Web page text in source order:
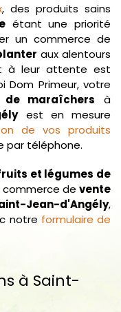
, des produits sains
étant une priorité
un commerce de
aux alentours
à leur attente est
Dom Primeur, votre
maraîchers à
est en mesure
de vos produits
par téléphone.
et légumes de
commerce de vente
Jean-d'Angély,
notre formulaire de
à Saint-